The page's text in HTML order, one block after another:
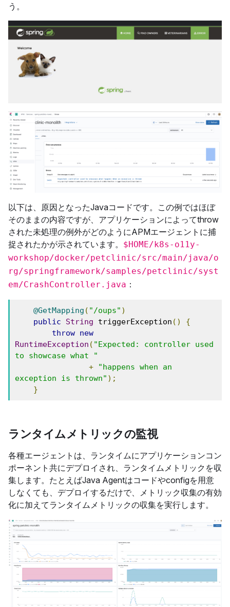
う。
以下は、原因となったJavaコードです。この例ではほぼ
そのままの内容ですが、アプリケーションによってthrow
された未処理の例外がどのようにAPMエージェントに捕
捉されたかが示されています。 $HOME/k8s-o11y-
workshop/docker/petclinic/src/main/java/o
rg/springframework/samples/petclinic/syst
em/CrashController.java ：
@GetMapping ( "/oups" )
public
String triggerException ()
{
throw new
RuntimeException ( "Expected: controller used
to showcase what "
+
"happens when an
exception is thrown" );
}
ランタイムメトリックの監視
各種エージェントは、ランタイムにアプリケーションコン
ポーネント共にデプロイされ、ランタイムメトリックを収
集します。たとえばJava Agentはコードやconfigを用意
しなくても、デプロイするだけで、メトリック収集の有効
化に加えてランタイムメトリックの収集を実行します。